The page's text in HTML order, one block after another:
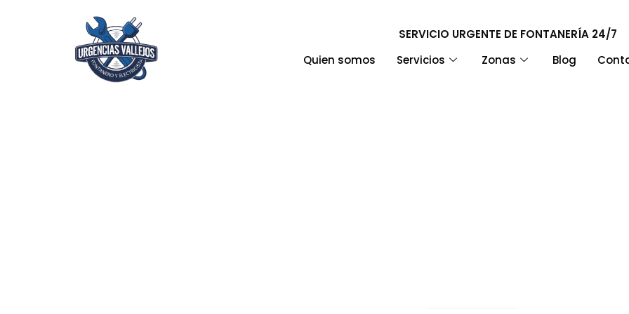
SERVICIO URGENTE DE FONTANERÍA 24/7
Quien somos
Servicios Zonas Blog